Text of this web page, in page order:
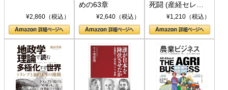
¥2,860（税込）
めの63章
¥2,640（税込）
死闘 (産経セレク
ト S 039)¥1,210（税込）